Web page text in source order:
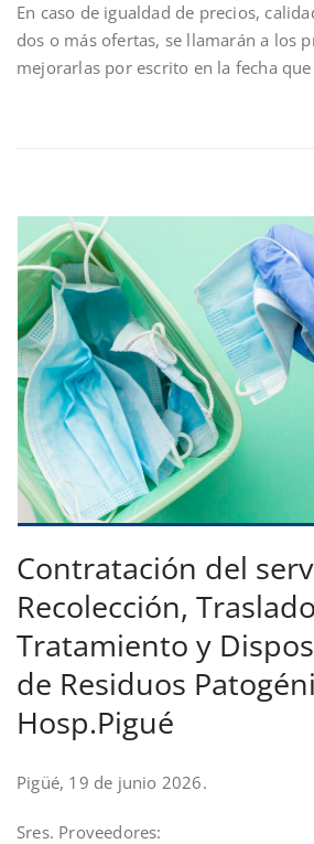
En caso de igualdad de precios,
dos o más ofertas, se llamarán a los
mejorarlas por escrito en la fecha que
Contratación del
Recolección,
Tratamiento y
de Residuos
Hosp.Pigué
Pigüé, 19 de junio 2026.
Sres. Proveedores: